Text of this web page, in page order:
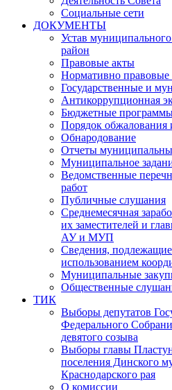
Социальные сети
ДОКУМЕНТЫ
Устав
район
Правовые акты
Нормативно правовые
Государственные и
Антикоррупционная
Бюджетные
Порядок
Обнародование
Отчеты
Муниципальное
Ведомственные
работ
Публичные слушания
Среднемесячная
их заместителей и
АУ и МУП
Сведения,
использованием
Муниципальные
Общественные
ТИК
Выборы депутатов
Федерального
девятого созыва
Выборы главы
поселения Динского
Краснодарского рая
О комиссии